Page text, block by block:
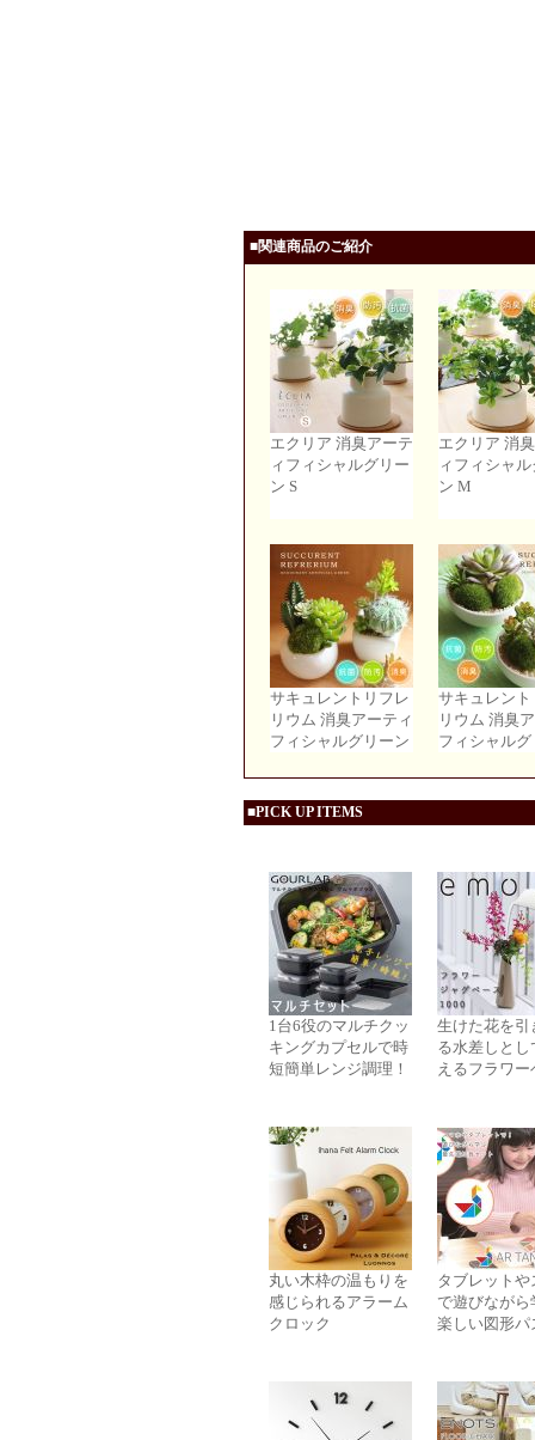
■関連商品のご紹介
エクリア 消臭アーテ
ィフィシャルグリー
ン S
エクリア 消
ィフィシャ
ン M
サキュレントリフレ
リウム 消臭アーティ
フィシャルグリーン
サキュレント
リウム 消臭
フィシャル
■PICK UP ITEMS
1台6役のマルチクッ
キングカプセルで時
短簡単レンジ調理！
生けた花を引
る水差しとし
えるフラワー
丸い木枠の温もりを
感じられるアラーム
クロック
タブレットや
で遊びながら
楽しい図形パ